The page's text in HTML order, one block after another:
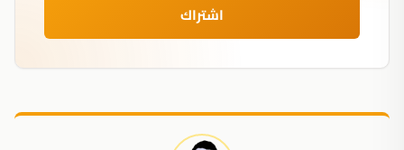
اشتراك